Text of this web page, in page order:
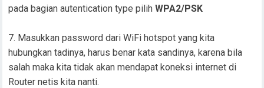
pada bagian autentication type pilihWPA2/PSK
Masukkan password dari WiFi hotspot yang kita
hubungkan tadinya, harus benar kata sandinya, karena bila
salah maka kita tidak akan mendapat koneksi internet di
Router netis kita nanti.